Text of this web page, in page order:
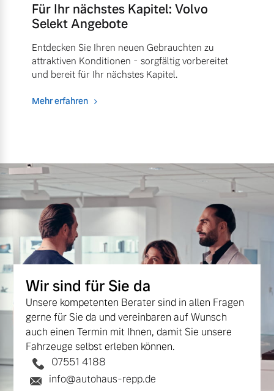
Für Ihr nächstes Kapitel: Volvo
Selekt Angebote
Entdecken Sie Ihren neuen Gebrauchten zu
attraktiven Konditionen - sorgfältig vorbereitet
und bereit für Ihr nächstes Kapitel.
Mehr erfahren
Wir sind für Sie da
Unsere kompetenten Berater sind in allen Fragen
gerne für Sie da und vereinbaren auf Wunsch
auch einen Termin mit Ihnen, damit Sie unsere
Fahrzeuge selbst erleben können.
07551 4188
info@autohaus-repp.de